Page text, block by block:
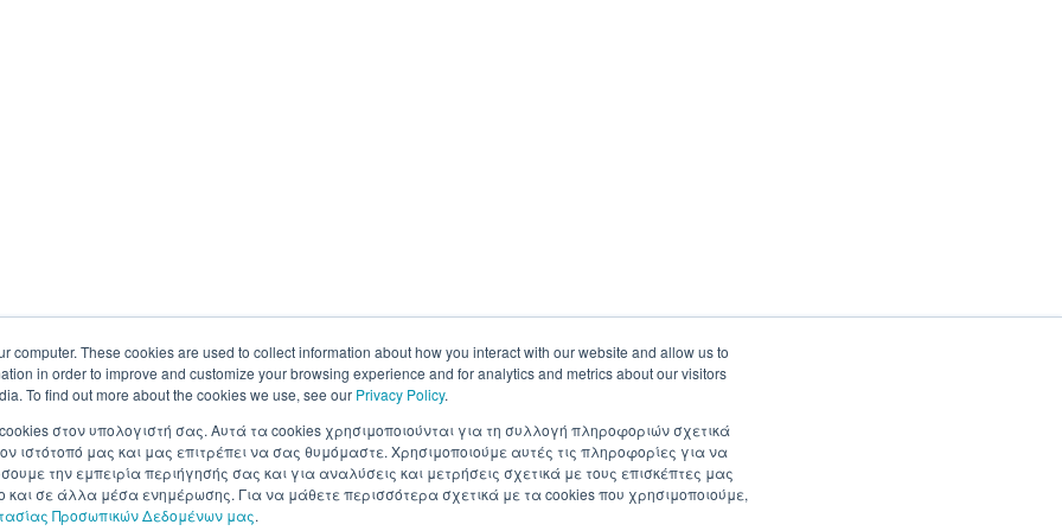
computer. These cookies are used to collect information about how you interact with our website and allow us to
in order to improve and customize your browsing experience and for analytics and metrics about our visitors
To find out more about the cookies we use, see our Privacy Policy.
στον υπολογιστή σας. Αυτά τα cookies χρησιμοποιούνται για τη συλλογή πληροφοριών σχετικά
ιστότοπό μας και μας επιτρέπει να σας θυμόμαστε. Χρησιμοποιούμε αυτές τις πληροφορίες για να
την εμπειρία περιήγησής σας και για αναλύσεις και μετρήσεις σχετικά με τους επισκέπτες μας
και σε άλλα μέσα ενημέρωσης. Για να μάθετε περισσότερα σχετικά με τα cookies που χρησιμοποιούμε,
Προσωπικών Δεδομένων μας.